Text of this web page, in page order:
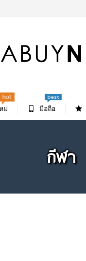
ม่
hot
มือถือ
best
กีฬา